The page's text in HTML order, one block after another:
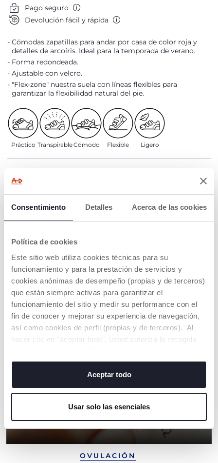
Consentimiento Detalles Acerca de las cookies
Política de cookies
Este sitio web utiliza cookies técnicas para su
funcionamiento y para la prestación de servicios y
cookies anónimas de desempeño (propias y de terceros)
que están siempre activas para garantizar el
funcionamiento del sitio y medir su performance con el
fin de conocer y mejorar su experiencia de navegación,
así como cookies de perfil (propias y de terceros). Al
hacer clic en "aceptar todo", usted autoriza la recogida
de todas las cookies. Si desea obtener más información
o cambiar o revocar el consentimiento de todas o
algunas cookies, haga clic en "mostrar detalles". Al
cerrar este banner, usted consiente en utilizar
servicio solicitado.
Aceptar todo
Usar solo las esenciales
Avísame
Avísame
Pago seguro
Devolución fácil y rápida
Cómodas zapatillas para andar por casa de color roja y
detalles de arcoíris. Ideal para la temporada de verano.
Forma redondeada.
Ajustable con velcro.
"Flex-zone" nuestra suela con líneas flexibles para
garantizar la flexibilidad natural del pie.
Práctico TranspirableCómodo Flexible Ligero
NUESTRO CONSEJOS
OVULACIÓN